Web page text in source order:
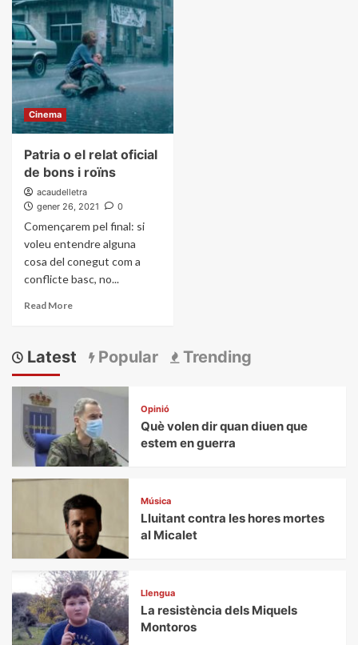
Cinema
Patria o el relat oficial
de bons i roïns
acaudelletra
gener 26, 2021
0
Començarem pel final: si
voleu entendre alguna
cosa del conegut com a
conflicte basc, no...
Read More
Latest Popular Trending
Opinió
Què volen dir quan diuen que
estem en guerra
Música
Lluitant contra les hores mortes
al Micalet
Llengua
La resistència dels Miquels
Montoros